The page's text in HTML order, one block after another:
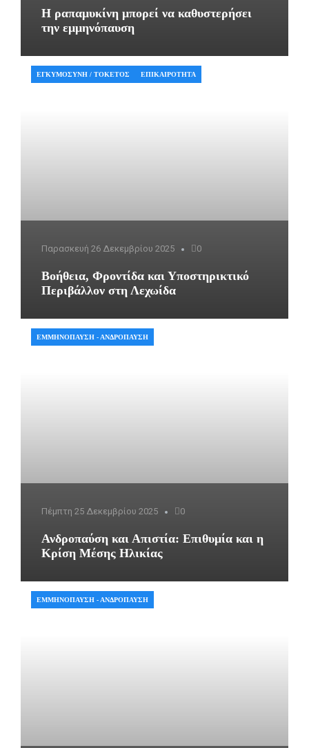
Η ραπαμυκίνη μπορεί να καθυστερήσει
την εμμηνόπαυση
Παρασκευή 26 Δεκεμβρίου 2025 0
Βοήθεια, Φροντίδα και Υποστηρικτικό
Περιβάλλον στη Λεχωίδα
ΕΓΚΥΜΟΣΎΝΗ / ΤΟΚΕΤΌΣ ΕΠΙΚΑΙΡΌΤΗΤΑ
Πέμπτη 25 Δεκεμβρίου 2025 0
Ανδροπαύση και Απιστία: Επιθυμία και η
Κρίση Μέσης Ηλικίας
ΕΜΜΗΝΌΠΑΥΣΗ - ΑΝΔΡΌΠΑΥΣΗ
ΕΜΜΗΝΌΠΑΥΣΗ - ΑΝΔΡΌΠΑΥΣΗ